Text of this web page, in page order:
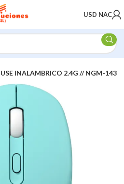
USD NAC
INALAMBRICO 2.4G // NGM-143